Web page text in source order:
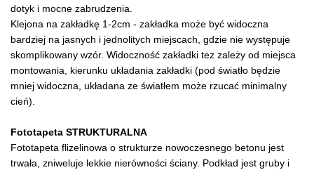
dotyk i mocne zabrudzenia.
Klejona na zakładkę 1-2cm - zakładka może być widoczna
bardziej na jasnych i jednolitych miejscach, gdzie nie występuje
skomplikowany wzór. Widoczność zakładki tez zależy od miejsca
montowania, kierunku układania zakładki (pod światło będzie
mniej widoczna, układana ze światłem może rzucać minimalny
cień).
Fototapeta STRUKTURALNA
Fototapeta flizelinowa o strukturze nowoczesnego betonu jest
trwała, zniweluje lekkie nierówności ściany. Podkład jest gruby i